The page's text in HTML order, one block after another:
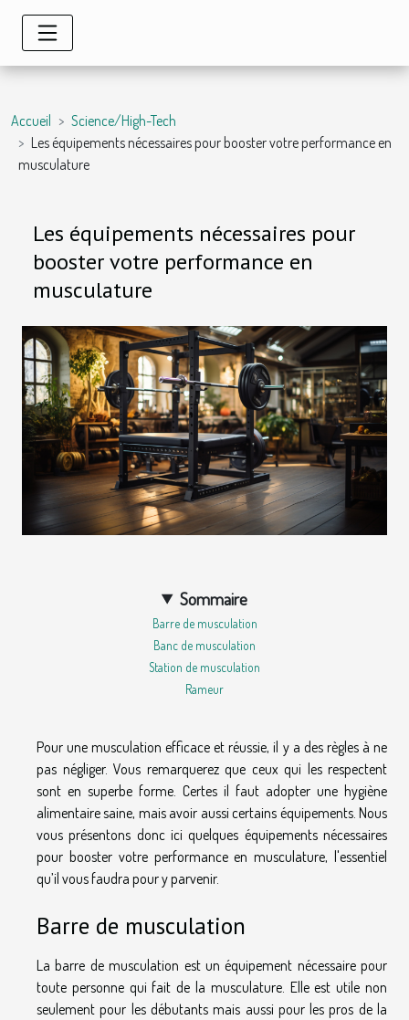
Accueil
Science/High-Tech
Les équipements nécessaires pour booster votre performance en
musculature
Les équipements nécessaires pour
booster votre performance en
musculature
Sommaire
Barre de musculation
Banc de musculation
Station de musculation
Rameur
Pour une musculation efficace et réussie, il y a des règles à ne
pas négliger. Vous remarquerez que ceux qui les respectent
sont en superbe forme. Certes il faut adopter une hygiène
alimentaire saine, mais avoir aussi certains équipements. Nous
vous présentons donc ici quelques équipements nécessaires
pour booster votre performance en musculature, l'essentiel
qu’il vous faudra pour y parvenir.
Barre de musculation
La barre de musculation est un équipement nécessaire pour
toute personne qui fait de la musculature. Elle est utile non
seulement pour les débutants mais aussi pour les pros de la